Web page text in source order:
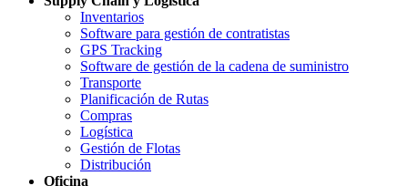
Inventarios
Software para gestión de contratistas
GPS Tracking
Software de gestión de la cadena de suministro
Transporte
Planificación de Rutas
Compras
Logística
Gestión de Flotas
Distribución
Oficina